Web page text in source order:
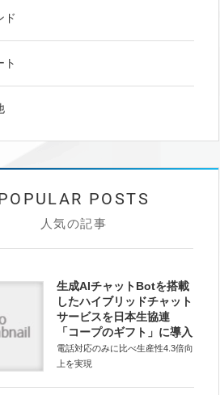
ド
ト
人気の記事
生成AIチャットBotを搭載
したハイブリッドチャット
サービスを日本生協連
「コープのギフト」に導入
電話対応のみに比べ生産性4.3倍向
上を実現